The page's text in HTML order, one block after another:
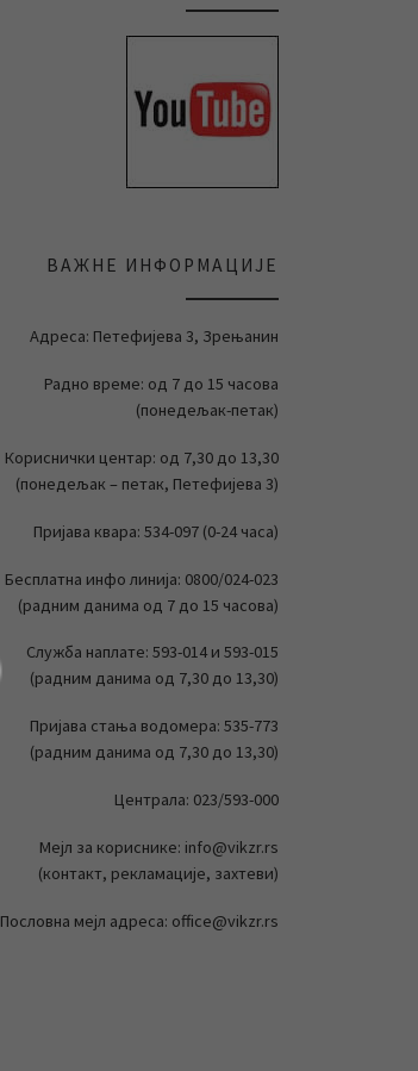
ВАЖНЕ ИНФОРМАЦИЈЕ
Адреса: Петефијева 3, Зрењанин
Радно време: од 7 до 15 часова
(понедељак-петак)
Кориснички центар: од 7,30 до 13,30
(понедељак – петак, Петефијева 3)
Пријава квара: 534-097 (0-24 часа)
Бесплатна инфо линија: 0800/024-023
(радним данима од 7 до 15 часова)
Служба наплате: 593-014 и 593-015
(радним данима од 7,30 до 13,30)
Пријава стања водомера: 535-773
(радним данима од 7,30 до 13,30)
Централа: 023/593-000
Мејл за кориснике: info@vikzr.rs
(контакт, рекламације, захтеви)
Пословна мејл адреса: office@vikzr.rs